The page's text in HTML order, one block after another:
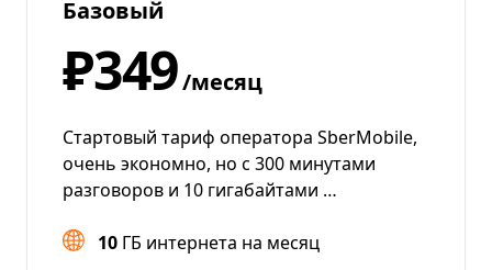
Базовый
₽349/месяц
Стартовый тариф оператора SberMobile,
очень экономно, но с 300 минутами
разговоров и 10 гигабайтами …
10 ГБ интернета на месяц